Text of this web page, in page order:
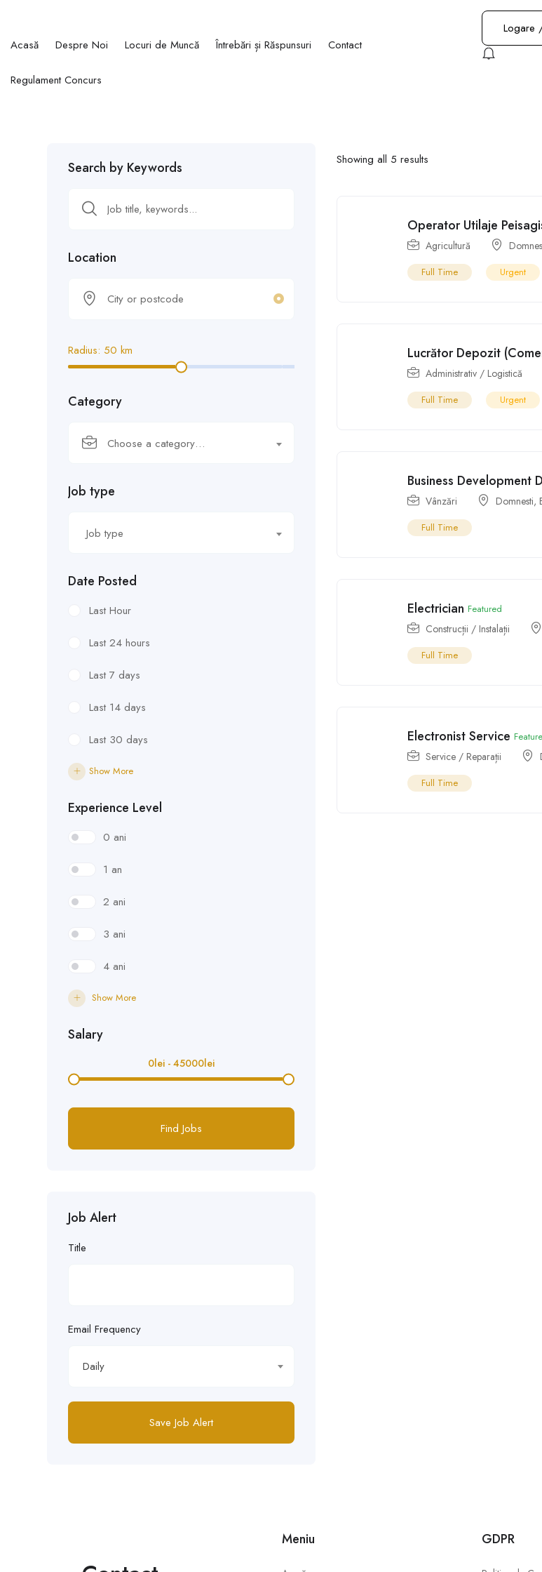
Acasă Despre Noi Locuri de Muncă Întrebări și Răspunsuri Contact
Regulament Concurs
Logare
Search by Keywords
Location
Radius: 50 km
Category
Choose a category…
Job type
Job type
Date Posted
Last Hour
Last 24 hours
Last 7 days
Last 14 days
Last 30 days
Show More
Experience Level
0 ani
1 an
2 ani
3 ani
4 ani
Show More
Salary
0lei - 45000lei
Find Jobs
Job Alert
Title
Email Frequency
Daily
Save Job Alert
Showing all 5 results
Operator Utilaje
Agricultură
Full Time Urgent
Lucrător Depozit
Administrativ / Logistică
Full Time Urgent
Business Development
Vânzări Domnesti,
Full Time
Electrician Featured
Construcții / Instalații
Full Time
Electronist Service
Service / Reparații
Full Time
Meniu GDPR